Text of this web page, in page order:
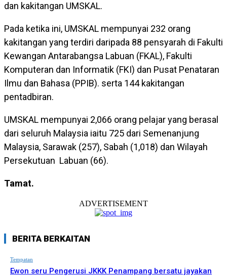
dan kakitangan UMSKAL.
Pada ketika ini, UMSKAL mempunyai 232 orang
kakitangan yang terdiri daripada 88 pensyarah di Fakulti
Kewangan Antarabangsa Labuan (FKAL), Fakulti
Komputeran dan Informatik (FKI) dan Pusat Penataran
Ilmu dan Bahasa (PPIB). serta 144 kakitangan
pentadbiran.
UMSKAL mempunyai 2,066 orang pelajar yang berasal
dari seluruh Malaysia iaitu 725 dari Semenanjung
Malaysia, Sarawak (257), Sabah (1,018) dan Wilayah
Persekutuan Labuan (66).
Tamat.
ADVERTISEMENT
BERITA BERKAITAN
Tempatan
Ewon seru Pengerusi JKKK Penampang bersatu jayakan